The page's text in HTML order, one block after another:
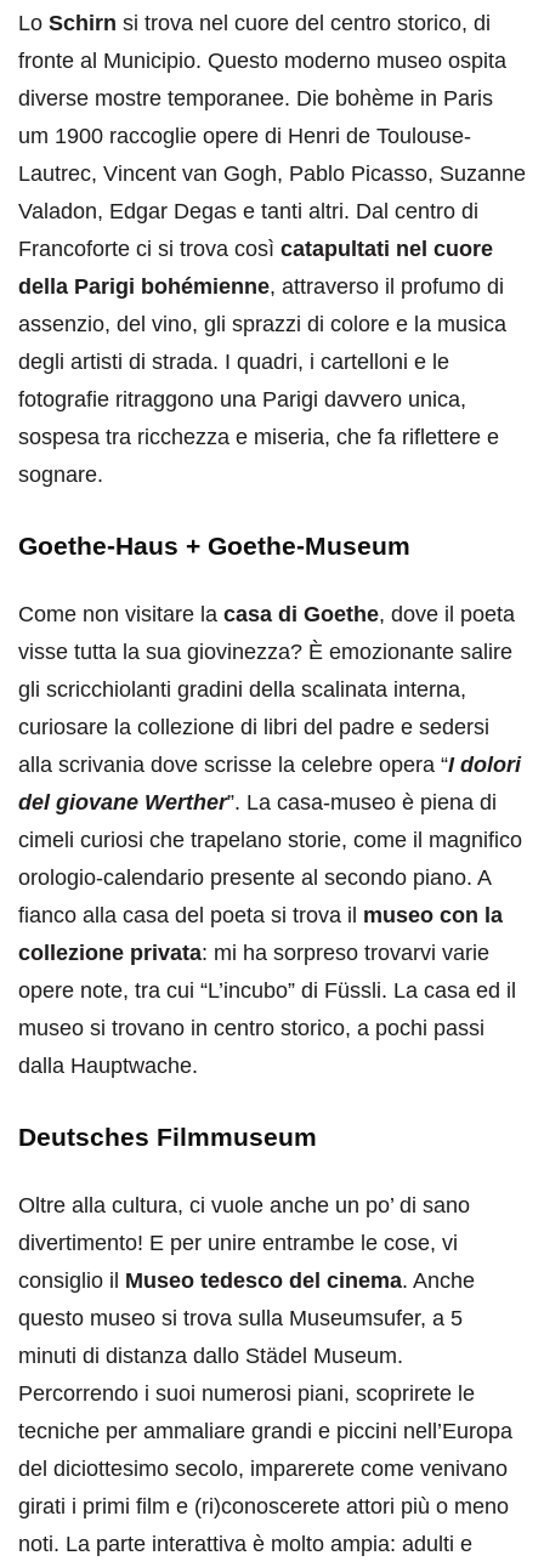
Lo Schirn si trova nel cuore del centro storico, di
fronte al Municipio. Questo moderno museo ospita
diverse mostre temporanee. Die bohème in Paris
um 1900 raccoglie opere di Henri de Toulouse-
Lautrec, Vincent van Gogh, Pablo Picasso, Suzanne
Valadon, Edgar Degas e tanti altri. Dal centro di
Francoforte ci si trova così catapultati nel cuore
della Parigi bohémienne, attraverso il profumo di
assenzio, del vino, gli sprazzi di colore e la musica
degli artisti di strada. I quadri, i cartelloni e le
fotografie ritraggono una Parigi davvero unica,
sospesa tra ricchezza e miseria, che fa riflettere e
sognare.
Goethe-Haus + Goethe-Museum
Come non visitare la casa di Goethe, dove il poeta
visse tutta la sua giovinezza? È emozionante salire
gli scricchiolanti gradini della scalinata interna,
curiosare la collezione di libri del padre e sedersi
alla scrivania dove scrisse la celebre opera “I dolori
del giovane Werther”. La casa-museo è piena di
cimeli curiosi che trapelano storie, come il magnifico
orologio-calendario presente al secondo piano. A
fianco alla casa del poeta si trova il museo con la
collezione privata: mi ha sorpreso trovarvi varie
opere note, tra cui “L’incubo” di Füssli. La casa ed il
museo si trovano in centro storico, a pochi passi
dalla Hauptwache.
Deutsches Filmmuseum
Oltre alla cultura, ci vuole anche un po’ di sano
divertimento! E per unire entrambe le cose, vi
consiglio il Museo tedesco del cinema. Anche
questo museo si trova sulla Museumsufer, a 5
minuti di distanza dallo Städel Museum.
Percorrendo i suoi numerosi piani, scoprirete le
tecniche per ammaliare grandi e piccini nell’Europa
del diciottesimo secolo, imparerete come venivano
girati i primi film e (ri)conoscerete attori più o meno
noti. La parte interattiva è molto ampia: adulti e